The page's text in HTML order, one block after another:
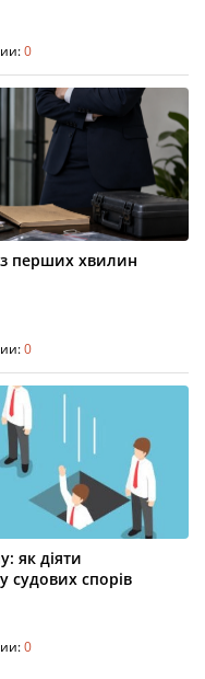
0
з перших хвилин
0
як діяти
судових спорів
0